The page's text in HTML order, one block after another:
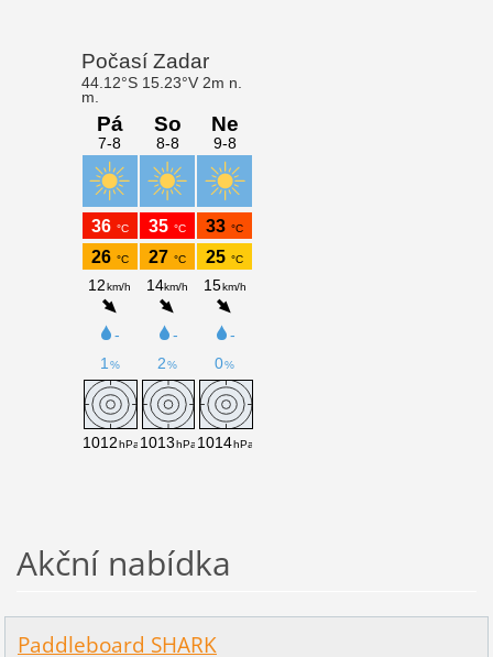
Akční nabídka
Paddleboard SHARK